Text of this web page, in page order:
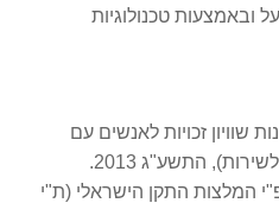
ובאמצעות טכנולוגיות
שוויון זכויות לאנשים עם
התשע"ג 2013.
המלצות התקן הישראלי (ת"י